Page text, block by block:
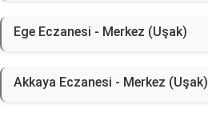
Ege Eczanesi - Merkez (Uşak)
Akkaya Eczanesi - Merkez (Uşak)